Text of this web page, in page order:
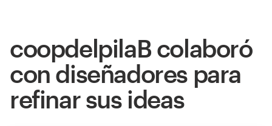
coopdelpilaB colaboró
con diseñadores para
refinar sus ideas